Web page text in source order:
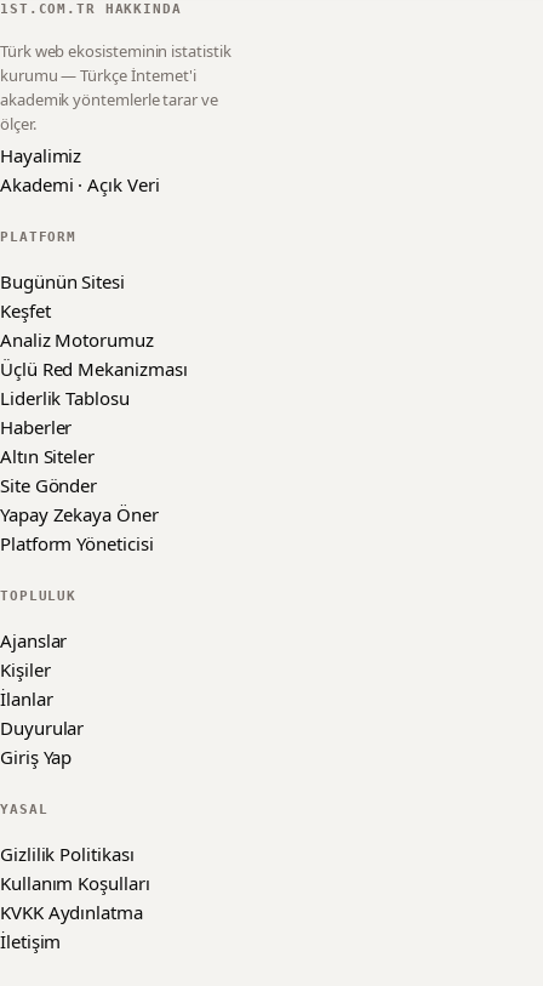
1ST.COM.TR HAKKINDA
Türk web ekosisteminin istatistik
kurumu — Türkçe İnternet'i
akademik yöntemlerle tarar ve
ölçer.
Hayalimiz
Akademi · Açık Veri
PLATFORM
Bugünün Sitesi
Keşfet
Analiz Motorumuz
Üçlü Red Mekanizması
Liderlik Tablosu
Haberler
Altın Siteler
Site Gönder
Yapay Zekaya Öner
Platform Yöneticisi
TOPLULUK
Ajanslar
Kişiler
İlanlar
Duyurular
Giriş Yap
YASAL
Gizlilik Politikası
Kullanım Koşulları
KVKK Aydınlatma
İletişim